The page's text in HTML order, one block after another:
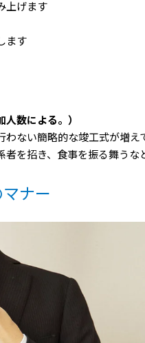
上げます
ます
数による。）
ない簡略的な竣工式が増え
を招き、食事を振る舞うな
ナー